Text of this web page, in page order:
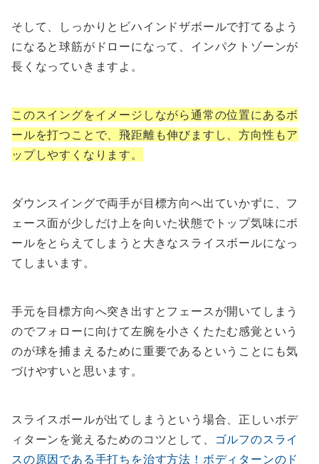
そして、しっかりとビハインドザボールで打てるよう
になると球筋がドローになって、インパクトゾーンが
長くなっていきますよ。
このスイングをイメージしながら通常の位置にあるボ
ールを打つことで、飛距離も伸びますし、方向性もア
ップしやすくなります。
ダウンスイングで両手が目標方向へ出ていかずに、フ
ェース面が少しだけ上を向いた状態でトップ気味にボ
ールをとらえてしまうと大きなスライスボールになっ
てしまいます。
手元を目標方向へ突き出すとフェースが開いてしまう
のでフォローに向けて左腕を小さくたたむ感覚という
のが球を捕まえるために重要であるということにも気
づけやすいと思います。
スライスボールが出てしまうという場合、正しいボデ
ィターンを覚えるためのコツとして、
ゴルフのスライ
スの原因である手打ちを治す方法！ボディターンのド